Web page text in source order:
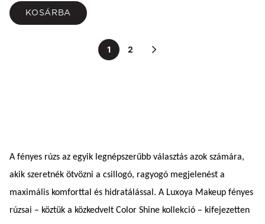
KOSÁRBA
1 2
A fényes rúzs az egyik legnépszerűbb választás azok számára,
akik szeretnék ötvözni a csillogó, ragyogó megjelenést a
maximális komforttal és hidratálással. A Luxoya Makeup fényes
rúzsai – köztük a közkedvelt Color Shine kollekció – kifejezetten